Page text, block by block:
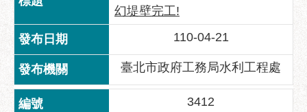
權
及
資
訊
安
全
政
幻堤壁完工!
110-04-21
臺北市政府工務局水利工程處
3412